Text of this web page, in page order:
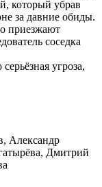
который убрав
за давние обиды.
приезжают
соседка
угроза,
Александр
Дмитрий